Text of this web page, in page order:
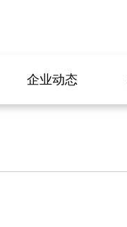
企业动态